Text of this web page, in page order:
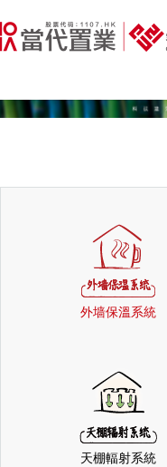
外墙保溫系統
天棚輻射系統